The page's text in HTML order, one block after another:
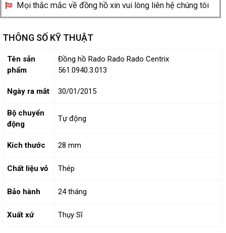
Mọi thắc mắc về đồng hồ xin vui lòng liên hệ chúng tôi
THÔNG SỐ KỸ THUẬT
Tên sản
phẩm
Đồng hồ Rado Rado Rado Centrix
561.0940.3.013
Ngày ra mắt 30/01/2015
Bộ chuyển
động
Tự động
Kích thước 28 mm
Chất liệu vỏ Thép
Bảo hành 24 tháng
Xuất xứ Thụy Sĩ